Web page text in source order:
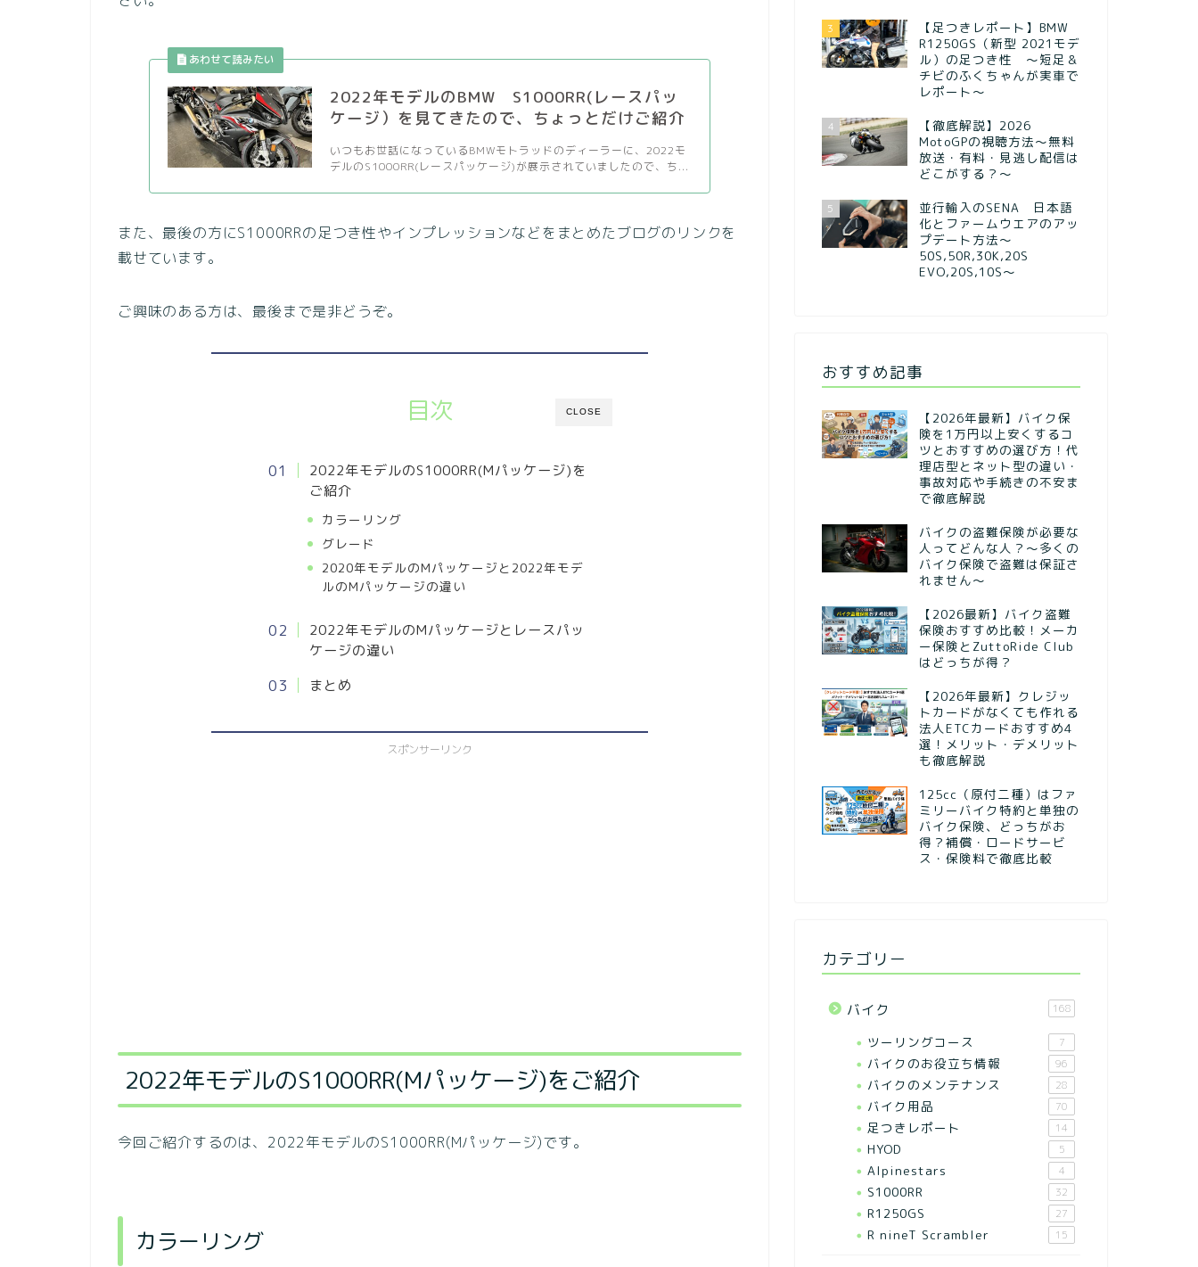
2022年モデルのBMW S1000RR(レースパッ
ケージ）を見てきたので、ちょっとだけご紹介
いつもお世話になっているBMWモトラッドのディーラーに、2022モ
デルのS1000RR(レースパッケージ)が展示されていましたので、ち...
また、最後の方にS1000RRの足つき性やインプレッションなどをまとめたブログのリンクを
載せています。
ご興味のある方は、最後まで是非どうぞ。
CLOSE
目次
2022年モデルのS1000RR(Mパッケージ)を
ご紹介
カラーリング
グレード
2020年モデルのMパッケージと2022年モデ
ルのMパッケージの違い
2022年モデルのMパッケージとレースパッ
ケージの違い
まとめ
スポンサーリンク
2022年モデルのS1000RR(Mパッケージ)をご紹介
今回ご紹介するのは、2022年モデルのS1000RR(Mパッケージ)です。
カラーリング
3
【足つきレポート】BMW
R1250GS（新型 2021モデ
ル）の足つき性 ～短足＆
チビのふくちゃんが実車で
レポート～
4
【徹底解説】2026
MotoGPの視聴方法～無料
放送・有料・見逃し配信は
どこがする？～
5
並行輸入のSENA 日本語
化とファームウエアのアッ
プデート方法～
50S,50R,30K,20S
EVO,20S,10S～
おすすめ記事
【2026年最新】バイク保
険を1万円以上安くするコ
ツとおすすめの選び方！代
理店型とネット型の違い・
事故対応や手続きの不安ま
で徹底解説
バイクの盗難保険が必要な
人ってどんな人？～多くの
バイク保険で盗難は保証さ
れません～
【2026最新】バイク盗難
保険おすすめ比較！メーカ
ー保険とZuttoRide Club
はどっちが得？
【2026年最新】クレジッ
トカードがなくても作れる
法人ETCカードおすすめ4
選！メリット・デメリット
も徹底解説
125cc（原付二種）はファ
ミリーバイク特約と単独の
バイク保険、どっちがお
得？補償・ロードサービ
ス・保険料で徹底比較
カテゴリー
バイク 168
ツーリングコース 7
バイクのお役立ち情報 96
バイクのメンテナンス 28
バイク用品 70
足つきレポート 14
HYOD 5
Alpinestars 4
S1000RR 32
R1250GS 27
R nineT Scrambler 15